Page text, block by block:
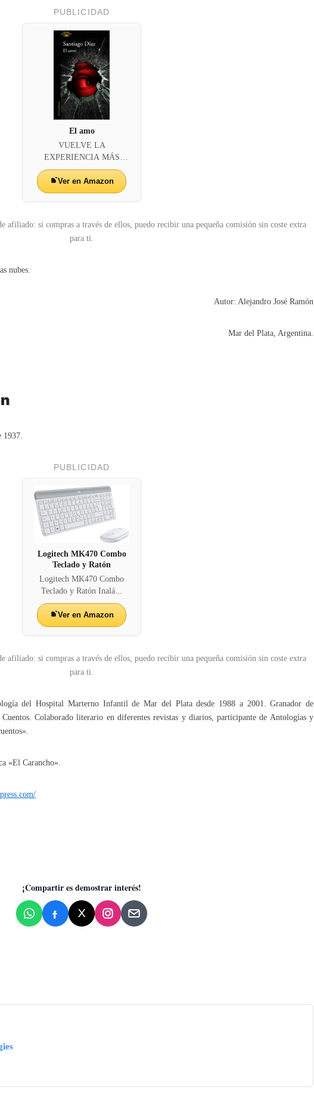
PUBLICIDAD
El amo
VUELVE LA
EXPERIENCIA MÁS
BRUTAL DE LA NOV...
Ver en Amazon
afiliado: si compras a través de ellos, puedo recibir una pequeña comisión sin coste extra
para ti.
nubes.
Autor: Alejandro José Ramón
Mar del Plata, Argentina.
1937.
PUBLICIDAD
Logitech MK470 Combo
Teclado y Ratón
Logitech MK470 Combo
Teclado y Ratón Inalá...
Ver en Amazon
afiliado: si compras a través de ellos, puedo recibir una pequeña comisión sin coste extra
para ti.
del Hospital Marterno Infantil de Mar del Plata desde 1988 a 2001. Granador de
Colaborado literario en diferentes revistas y diarios, participante de Antologías y
«El Carancho».
¡Compartir es demostrar interés!